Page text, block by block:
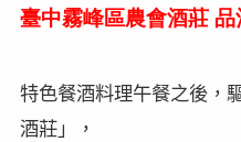
臺中霧峰區農會酒莊 品
特色餐酒料理午餐之後，
酒莊」，